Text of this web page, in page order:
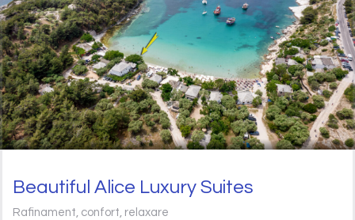
Beautiful Alice Luxury Suites
Rafinament, confort, relaxare